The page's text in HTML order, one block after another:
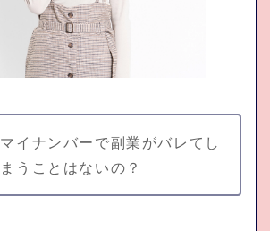
マイナンバーで副業がバレてし
まうことはないの？